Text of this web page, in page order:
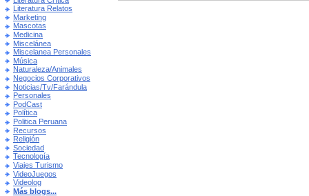
Literatura Relatos
Marketing
Mascotas
Medicina
Miscelánea
Miscelanea Personales
Música
Naturaleza/Animales
Negocios Corporativos
Noticias/Tv/Farándula
Personales
PodCast
Política
Politica Peruana
Recursos
Religión
Sociedad
Tecnología
Viajes Turismo
VideoJuegos
Videolog
Más blogs...